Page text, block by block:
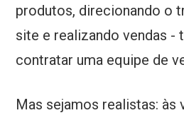
produtos, direcionando o
site e realizando vendas -
contratar uma equipe de
Mas sejamos realistas: às